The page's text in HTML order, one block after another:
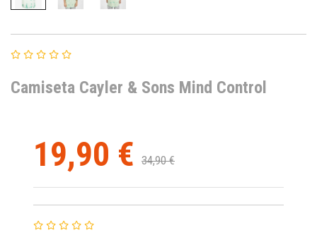
Camiseta Cayler & Sons Mind Control
19,90 € 34,90 €